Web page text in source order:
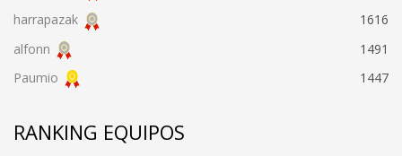
harrapazak
1616
alfonn
1491
Paumio
1447
RANKING EQUIPOS